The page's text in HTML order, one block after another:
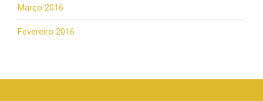
Março 2016
Fevereiro 2016